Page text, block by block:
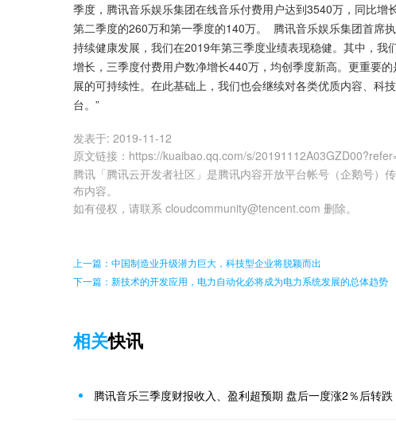
季度，腾讯音乐娱乐集团在线音乐付费用户达到3540万，同比
第二季度的260万和第一季度的140万。  腾讯音乐娱乐集团首席
持续健康发展，我们在2019年第三季度业绩表现稳健。其中，
增长，三季度付费用户数净增长440万，均创季度新高。更重要
展的可持续性。在此基础上，我们也会继续对各类优质内容、科
台。”
发表于: 2019-11-12
原文链接 ： https://kuaibao.qq.com/s/
腾讯「腾讯云开发者社区」是腾讯内容开放平台帐号（企鹅号）
布内容。
如有侵权，请联系 cloudcommunity@tencent.com 删除。
上一篇：中国制造业升级潜力巨大，科技型企业将脱颖而出
下一篇：新技术的开发应用，电力自动化必将成为电力系统发展的总体趋势
相关快讯
腾讯音乐三季度财报收入、盈利超预期 盘后一度涨2％后转跌